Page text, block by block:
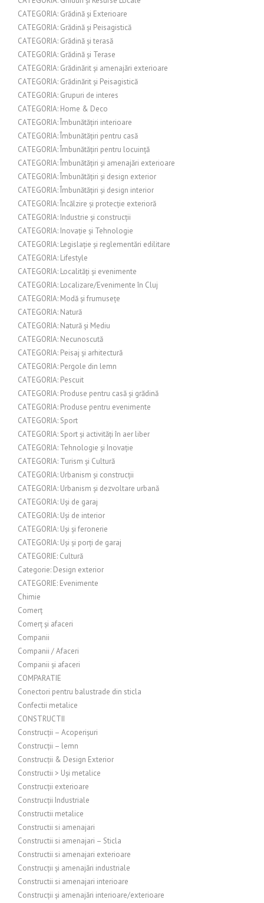
CATEGORIA: Grădină și Exterioare
CATEGORIA: Grădină și Peisagistică
CATEGORIA: Grădină și terasă
CATEGORIA: Grădină și Terase
CATEGORIA: Grădinărit și amenajări exterioare
CATEGORIA: Grădinărit și Peisagistică
CATEGORIA: Grupuri de interes
CATEGORIA: Home & Deco
CATEGORIA: Îmbunătățiri interioare
CATEGORIA: Îmbunătățiri pentru casă
CATEGORIA: Îmbunătățiri pentru locuință
CATEGORIA: Îmbunătățiri și amenajări exterioare
CATEGORIA: Îmbunătățiri și design exterior
CATEGORIA: Îmbunătățiri și design interior
CATEGORIA: Încălzire și protecție exterioră
CATEGORIA: Industrie și construcții
CATEGORIA: Inovație și Tehnologie
CATEGORIA: Legislație și reglementări edilitare
CATEGORIA: Lifestyle
CATEGORIA: Localități și evenimente
CATEGORIA: Localizare/Evenimente în Cluj
CATEGORIA: Modă și frumusețe
CATEGORIA: Natură
CATEGORIA: Natură și Mediu
CATEGORIA: Necunoscută
CATEGORIA: Peisaj și arhitectură
CATEGORIA: Pergole din lemn
CATEGORIA: Pescuit
CATEGORIA: Produse pentru casă și grădină
CATEGORIA: Produse pentru evenimente
CATEGORIA: Sport
CATEGORIA: Sport și activități în aer liber
CATEGORIA: Tehnologie și Inovație
CATEGORIA: Turism și Cultură
CATEGORIA: Urbanism și construcții
CATEGORIA: Urbanism și dezvoltare urbană
CATEGORIA: Uși de garaj
CATEGORIA: Uși de interior
CATEGORIA: Uși și feronerie
CATEGORIA: Uși și porți de garaj
CATEGORIE: Cultură
Categorie: Design exterior
CATEGORIE: Evenimente
Chimie
Comerț
Comerț și afaceri
Companii
Companii / Afaceri
Companii și afaceri
COMPARATIE
Conectori pentru balustrade din sticla
Confectii metalice
CONSTRUCTII
Construcții – Acoperișuri
Construcții – lemn
Construcții & Design Exterior
Constructii > Uși metalice
Construcții exterioare
Construcții Industriale
Constructii metalice
Constructii si amenajari
Constructii si amenajari – Sticla
Constructii si amenajari exterioare
Construcții și amenajări industriale
Constructii si amenajari interioare
Construcții și amenajări interioare/exterioare